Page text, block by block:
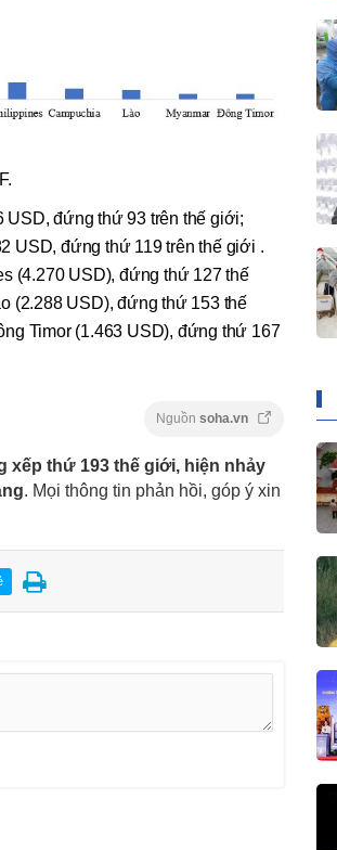
USD, đứng thứ 93 trên thế giới;
USD, đứng thứ 119 trên thế giới .
(4.270 USD), đứng thứ 127 thế
(2.288 USD), đứng thứ 153 thế
Timor (1.463 USD), đứng thứ 167
Nguồn soha.vn
xếp thứ 193 thế giới, hiện nhảy
. Mọi thông tin phản hồi, góp ý xin